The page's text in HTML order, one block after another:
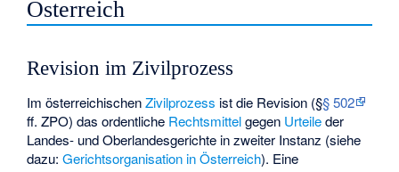
Österreich
Revision im Zivilprozess
Im österreichischenZivilprozess ist die Revision (§§ 502
ff. ZPO) das ordentliche Rechtsmittelgegen Urteileder
Landes- und Oberlandesgerichte in zweiter Instanz (siehe
dazu:Gerichtsorganisation in Österreich). Eine